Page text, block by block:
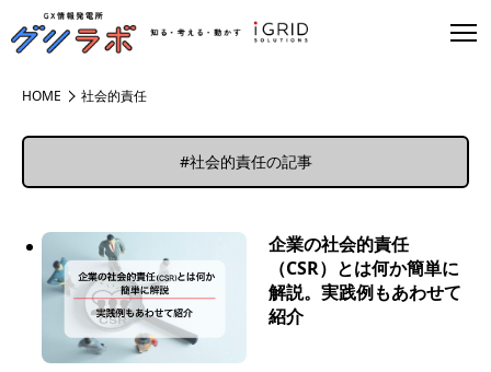
HOME 社会的責任
#社会的責任の記事
企業の社会的責任
（CSR）とは何か簡単に
解説。実践例もあわせて
紹介